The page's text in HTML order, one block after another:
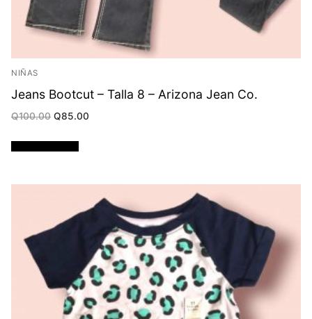
NIÑAS
Jeans Bootcut – Talla 8 – Arizona Jean Co.
Q100.00 Original
Q100.00.
Q85.00